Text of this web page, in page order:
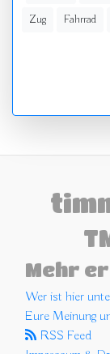
Zug
Fahrrad
Mehr
Wer ist hier
Eure Meinung
RSS Feed